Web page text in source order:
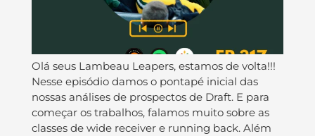
Olá seus Lambeau Leapers, estamos de volta!!!
Nesse episódio damos o pontapé inicial das
nossas análises de prospectos de Draft. E para
começar os trabalhos, falamos muito sobre as
classes de wide receiver e running back. Além